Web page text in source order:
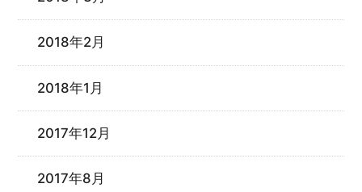
2018年2月
2018年1月
2017年12月
2017年8月